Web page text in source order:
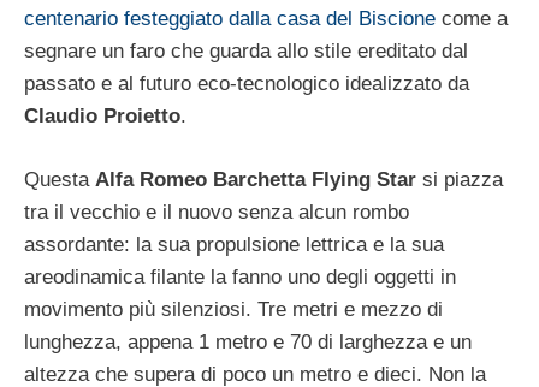
centenario festeggiato dalla casa del Biscione come a
segnare un faro che guarda allo stile ereditato dal
passato e al futuro eco-tecnologico idealizzato da
Claudio Proietto.
Questa Alfa Romeo Barchetta Flying Star si piazza
tra il vecchio e il nuovo senza alcun rombo
assordante: la sua propulsione lettrica e la sua
areodinamica filante la fanno uno degli oggetti in
movimento più silenziosi. Tre metri e mezzo di
lunghezza, appena 1 metro e 70 di larghezza e un
altezza che supera di poco un metro e dieci. Non la